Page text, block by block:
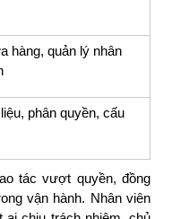
hàng, quản lý nhân
phân quyền, cấu
tác vượt quyền, đồng
vận hành. Nhân viên